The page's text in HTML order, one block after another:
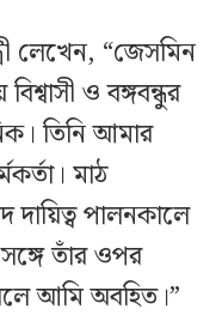
লেখেন, “জেসমিন
ও বঙ্গবন্ধুর
তিনি আমার
মাঠ
দায়িত্ব পালনকালে
তাঁর ওপর
আমি অবহিত।”